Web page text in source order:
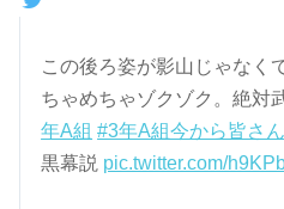
この後ろ姿が影山じゃなく
ちゃめちゃゾクゾク。絶対
年A組 #3年A組今から皆さ
黒幕説 pic.twitter.com/